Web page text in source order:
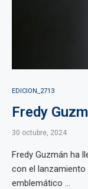
EDICION_2713
Fredy
30 octubre, 2024
Fredy Guzmán ha
con el lanzamiento
emblemático ...